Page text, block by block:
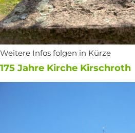
Weitere Infos folgen in Kürze
175 Jahre Kirche Kirschroth